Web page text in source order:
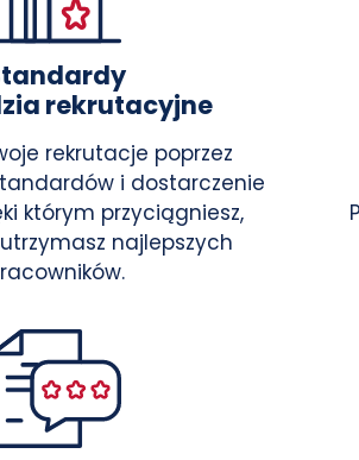
rekrutacyjne
rekrutacje poprzez
i dostarczenie
którym przyciągniesz,
najlepszych